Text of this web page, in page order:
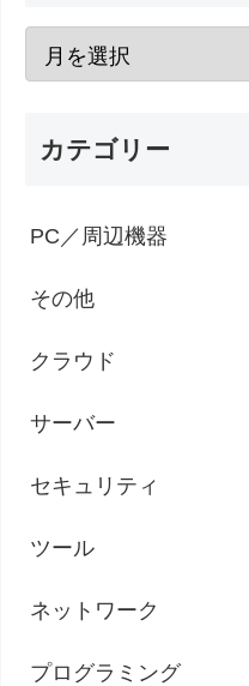
カテゴリー
PC／周辺機器
その他
クラウド
サーバー
セキュリティ
ツール
ネットワーク
プログラミング